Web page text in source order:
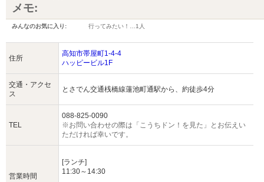
メモ:
みんなのお気に入り: 行ってみたい！… 1人
住所
高知市帯屋町1-4-4
ハッピービル1F
交通・アクセ
ス
とさでん交通桟橋線蓮池町通駅から、約徒歩4分
TEL
088-825-0090
※お問い合わせの際は「こうちドン！を見た」とお伝えい
ただければ幸いです。
営業時間
[ランチ]
11:30～14:30